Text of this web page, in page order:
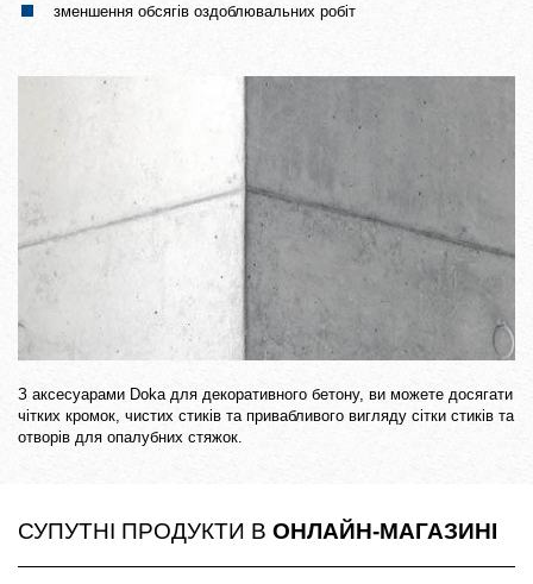
зменшення обсягів оздоблювальних робіт
З аксесуарами Doka для декоративного бетону, ви можете досягати
чітких кромок, чистих стиків та привабливого вигляду сітки стиків та
отворів для опалубних стяжок.
СУПУТНІ ПРОДУКТИ В ОНЛАЙН-МАГАЗИНІ